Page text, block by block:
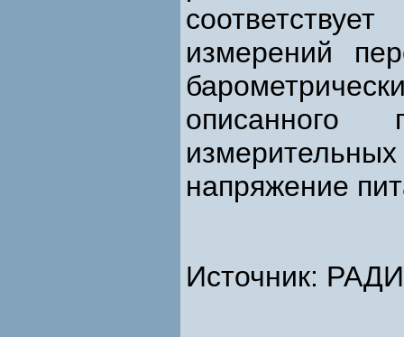
измерений
описанного
напряжение
Источник: